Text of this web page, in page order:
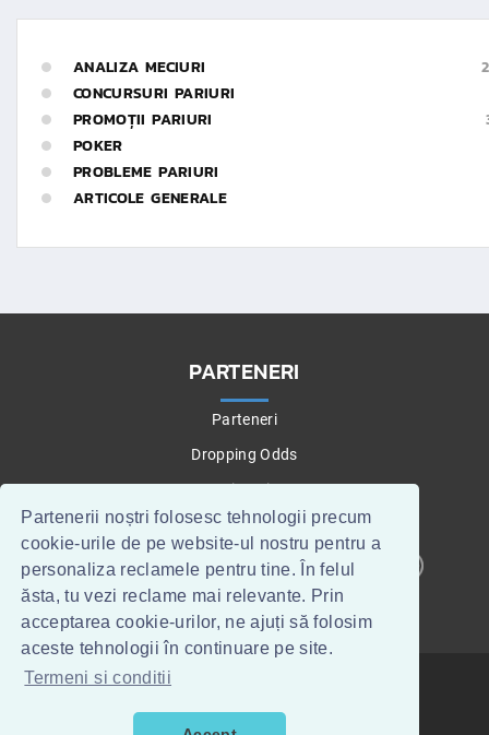
Partenerii noștri folosesc tehnologii precum
cookie-urile de pe website-ul nostru pentru a
personaliza reclamele pentru tine. În felul
ăsta, tu vezi reclame mai relevante. Prin
acceptarea cookie-urilor, ne ajuți să folosim
aceste tehnologii în continuare pe site.
Termeni si conditii
ANALIZA MECIURI
CONCURSURI PARIURI
PROMOȚII PARIURI
POKER
PROBLEME PARIURI
ARTICOLE GENERALE
PARTENERI
Parteneri
Dropping Odds
Betting Tips
CONTACT WEBMASTERI
TOPTIPSERI.RO
TIPSERI